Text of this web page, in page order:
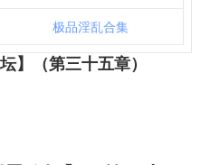
极品淫乱合集
】（第三十五章）